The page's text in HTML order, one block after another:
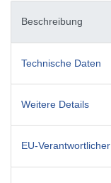
Beschreibung
Technische Daten
Weitere Details
EU-Verantwortlicher